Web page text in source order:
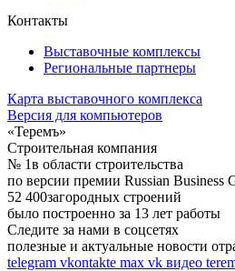
Контакты
Выставочные комплексы
Региональные партнеры
Карта выставочного комплекса
Версия для компьютеров
«Теремъ»
Строительная компания
№ 1в области строительства
по версии премии Russian Business
52 400загородных строений
было построенно за 13 лет работы
Следите за нами в соцсетях
полезные и актуальные новости
telegram vkontakte max vk видео